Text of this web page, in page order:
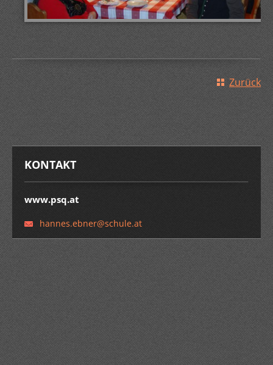
Zurück
KONTAKT
www.psq.at
hannes.ebner@schule.at